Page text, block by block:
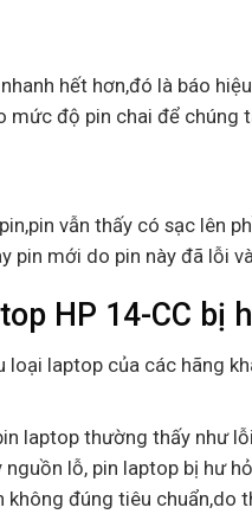
hết hơn,đó là báo
mức độ pin chai để chúng
vẫn thấy có sạc lên
pin mới do pin này đã lỗi
HP 14-CC bị
laptop của các hãng
laptop thường thấy như
lỗ, pin laptop bị hư
không đúng tiêu chuẩn,do